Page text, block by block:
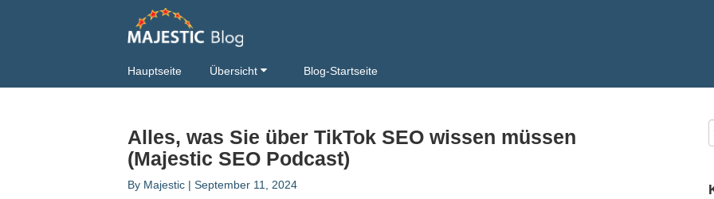
Hauptseite Übersicht Blog-Startseite
Alles, was Sie über TikTok SEO wissen müssen
(Majestic SEO Podcast)
By Majestic | September 11, 2024